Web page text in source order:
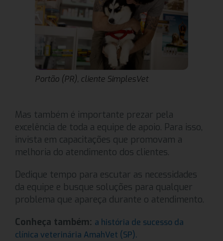
Portão (PR), cliente SimplesVet
Mas também é importante prezar pela
excelência de toda a equipe de apoio. Para isso,
invista em capacitações que promovam a
melhoria do atendimento dos clientes.
Dedique tempo para escutar as necessidades
da equipe e busque soluções para qualquer
problema que apareça durante o atendimento.
Conheça também: a história de sucesso da
clínica veterinária AmahVet (SP).